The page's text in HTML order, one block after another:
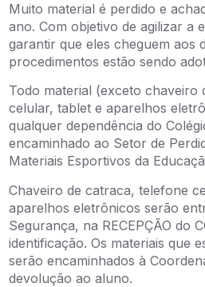
Muito material é perdido e
ano. Com objetivo de agilizar a
garantir que eles cheguem aos
procedimentos estão sendo
Todo material (exceto chaveiro
celular, tablet e aparelhos
qualquer dependência do
encaminhado ao Setor de
Materiais Esportivos da
Chaveiro de catraca, telefone
aparelhos eletrônicos serão
Segurança, na RECEPÇÃO do
identificação. Os materiais que
serão encaminhados à
devolução ao aluno.